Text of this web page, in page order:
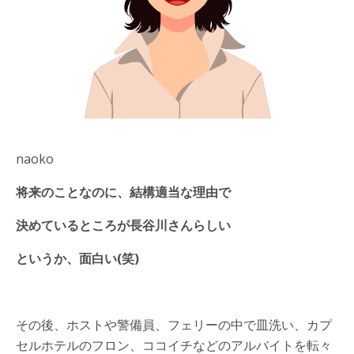
naoko
将来のことなのに、結構適当な理由で
決めているところが長谷川さんらしい
というか、面白い(笑)
その後、ホストや警備員、フェリーの中で皿洗い、カプ
セルホテルのフロン、ココイチなどのアルバイトを転々